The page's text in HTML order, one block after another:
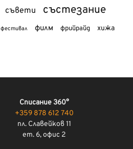
съвети състезание
фестивал филм фрийрайд хижа
Списание 360°
+359 878 612 740
пл. Славейков 11
ет. 6, офис 2